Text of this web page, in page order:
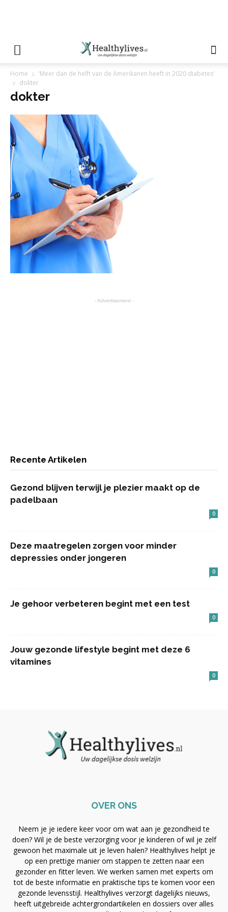
Home
‘Meer dan de helft van de Amerikanen heeft in 2020 diabetes’
dokter
dokter
- Advertisement -
Recente Artikelen
Gezond blijven terwijl je plezier maakt op de
padelbaan
0
Deze maatregelen zorgen voor minder
depressies onder jongeren
0
Je gehoor verbeteren begint met een test
0
Jouw gezonde lifestyle begint met deze 6
vitamines
0
OVER ONS
Neem je je iedere keer voor om wat aan je gezondheid te
doen? Wil je de beste verzorging voor je kinderen of wil je zelf
gewoon het maximale uit je leven halen? Healthylives helpt je
op een prettige manier om stappen te zetten naar een
gezonder en fitter leven. We werken samen met experts om
tot de beste informatie en praktische tips te komen voor een
gezonde levensstijl. Healthylives verzorgt dagelijks nieuws,
heeft uitgebreide achtergrondartikelen en dossiers over alles